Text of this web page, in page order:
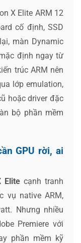
X Elite ARM 12
cố định, SSD
màn Dynamic
định ngay từ
trúc ARM nên
lớp emulation,
hoặc driver đặc
bộ phần mềm
GPU rời, ai
Elitecạnh tranh
vụ native ARM,
Nhưng nhiều
Premiere với
phần mềm kỹ